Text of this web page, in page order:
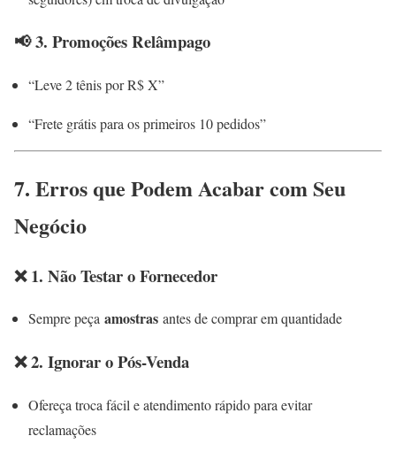
📢 3. Promoções Relâmpago
“Leve 2 tênis por R$ X”
“Frete grátis para os primeiros 10 pedidos”
7. Erros que Podem Acabar com Seu
Negócio
❌ 1. Não Testar o Fornecedor
Sempre peça amostras antes de comprar em quantidade
❌ 2. Ignorar o Pós-Venda
Ofereça troca fácil e atendimento rápido para evitar
reclamações